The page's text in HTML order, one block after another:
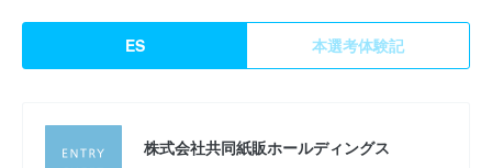
ES 本選考体験記
株式会社共同紙販ホールディングス